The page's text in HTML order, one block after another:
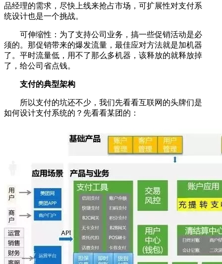
品经理的需求，尽快上线来抢占市场，可扩展性对支付系
统设计也是一个挑战。
可伸缩性：为了支持公司业务，搞一些促销活动是必
须的。那促销带来的爆发流量，最佳应对方法就是加机器
了。平时流量低，用不了那么多机器，该释放的就释放掉
了，给公司省点钱。
支付的典型架构
所以支付的坑还不少，我们先看看互联网的头牌们是
如何设计支付系统的？先看看某团的：